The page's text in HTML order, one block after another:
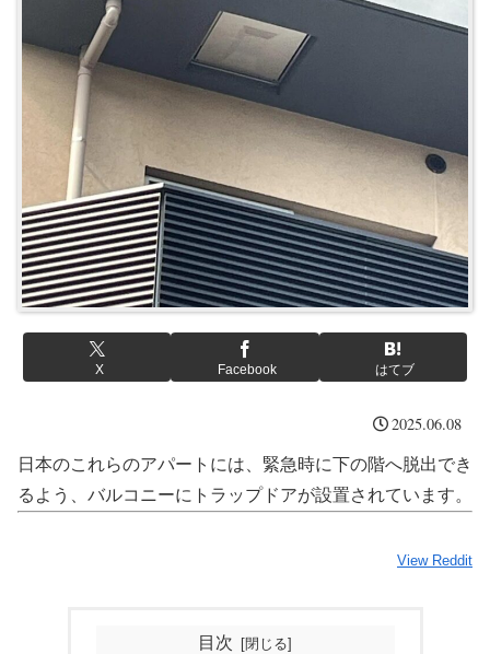
X Facebook はてブ
2025.06.08
日本のこれらのアパートには、緊急時に下の階へ脱出でき
るよう、バルコニーにトラップドアが設置されています。
View Reddit
目次